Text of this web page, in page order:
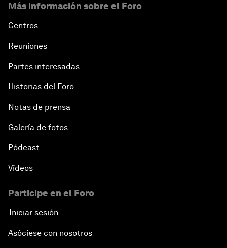
Más información sobre el Foro
Centros
Reuniones
Partes interesadas
Historias del Foro
Notas de prensa
Galería de fotos
Pódcast
Vídeos
Participe en el Foro
Iniciar sesión
Asóciese con nosotros